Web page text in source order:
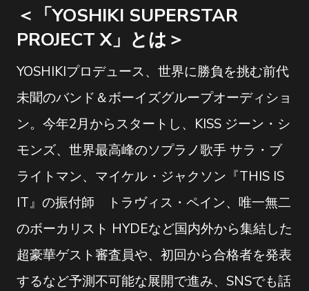
＜「YOSHIKI SUPERSTAR
PROJECT X」とは＞
YOSHIKIプロデュース、世界に勝負を挑む前代
未聞のバンド＆ボーイズグループオーディショ
ン。今年2月からスタートし、KISS ジーン・シ
モンズ、世界最高峰のソプラノ歌手 サラ・ブ
ライトマン、マイケル・ジャクソン『THIS IS
IT』の振付師 トラヴィス・ペイン、唯一無二
のボーカリスト HYDEなど国内外から集結した
超豪華ゲスト審査員や、初回から合格者を発表
するなど予測不可能な展開で進み、SNSでも話